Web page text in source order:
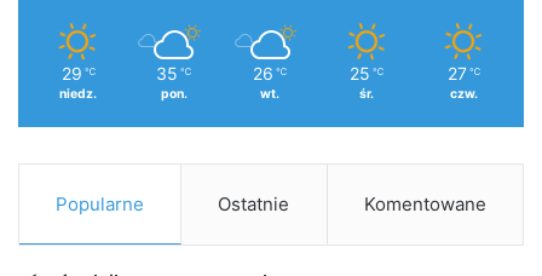
29 ℃
niedz.
35 ℃
pon.
26 ℃
wt.
25 ℃
śr.
27 ℃
czw.
Popularne Ostatnie Komentowane